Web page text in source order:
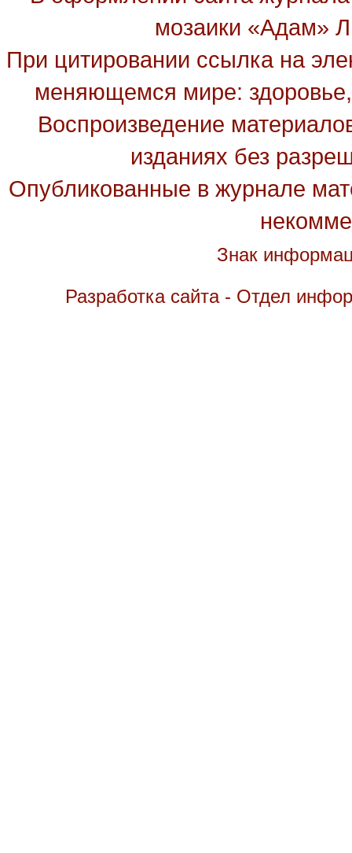
мозаики «Адам»
При цитировании ссылка на
меняющемся мире: здоровье,
Воспроизведение
изданиях без
Опубликованные в журнале
Знак
Разработка сайта - Отдел